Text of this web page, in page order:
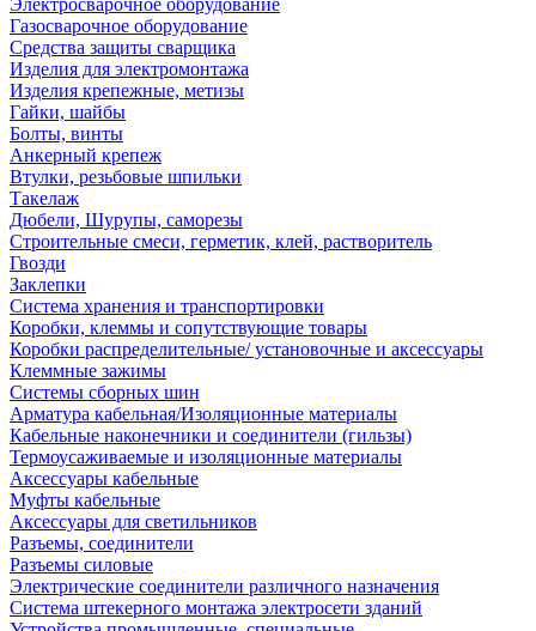
Электросварочное оборудование
Газосварочное оборудование
Средства защиты сварщика
Изделия для электромонтажа
Изделия крепежные, метизы
Гайки, шайбы
Болты, винты
Анкерный крепеж
Втулки, резьбовые шпильки
Такелаж
Дюбели, Шурупы, саморезы
Строительные смеси, герметик, клей, растворитель
Гвозди
Заклепки
Система хранения и транспортировки
Коробки, клеммы и сопутствующие товары
Коробки распределительные/ установочные и аксессуары
Клеммные зажимы
Системы сборных шин
Арматура кабельная/Изоляционные материалы
Кабельные наконечники и соединители (гильзы)
Термоусаживаемые и изоляционные материалы
Аксессуары кабельные
Муфты кабельные
Аксессуары для светильников
Разъемы, соединители
Разъемы силовые
Электрические соединители различного назначения
Система штекерного монтажа электросети зданий